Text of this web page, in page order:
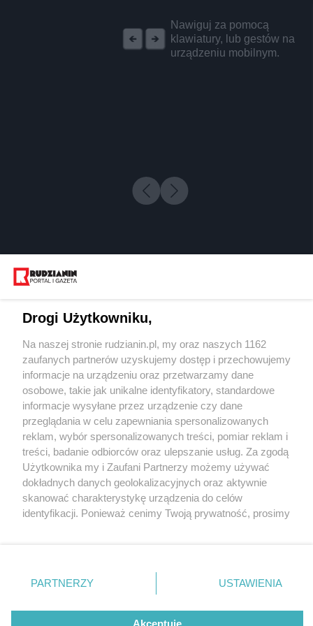
Nawiguj za pomocą
klawiatury, lub gestów na
urządzeniu mobilnym.
1 / 0
Wydawca mediów
Nie zapomnij
zapoznać się z:
polityką prywatności regulamin korzystania z portali
Twojemiasto
Piekary Śląskie
Chorzów
Tarnowskie Góry
Gliwice
Skontakuj sięz nami
Kontakt
Wydawca
Redakcja
Drogi Użytkowniku,
Na naszej stronie rudzianin.pl, my oraz naszych 1162
zaufanych partnerów uzyskujemy dostęp i przechowujemy
informacje na urządzeniu oraz przetwarzamy dane
osobowe, takie jak unikalne identyfikatory, standardowe
informacje wysyłane przez urządzenie czy dane
przeglądania w celu zapewniania spersonalizowanych
reklam, wybór spersonalizowanych treści, pomiar reklam i
treści, badanie odbiorców oraz ulepszanie usług. Za zgodą
Użytkownika my i Zaufani Partnerzy możemy używać
dokładnych danych geolokalizacyjnych oraz aktywnie
skanować charakterystykę urządzenia do celów
identyfikacji. Ponieważ cenimy Twoją prywatność, prosimy
prywatności znajdujący się w lewym dolnym rogu strony
. Niektóre rodzaje przetwarzania danych nie wymagają
zgody użytkownika, ale masz prawo sprzeciwić się
takiemu przetwarzaniu. Preferencje będą miały
PARTNERZY USTAWIENIA
Akceptuję